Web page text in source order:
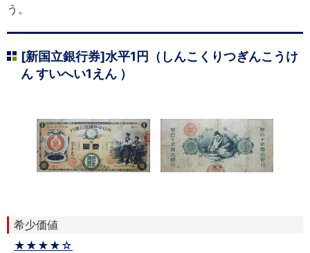
う。
[新国立銀行券]水平1円（しんこくりつぎんこうけ
ん すいへい1えん ）
希少価値
★★★★☆